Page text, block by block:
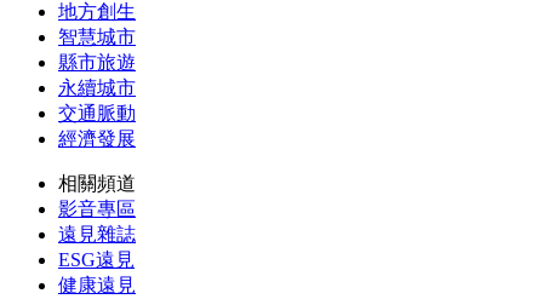
地方創生
智慧城市
縣市旅遊
永續城市
交通脈動
經濟發展
相關頻道
影音專區
遠見雜誌
ESG遠見
健康遠見